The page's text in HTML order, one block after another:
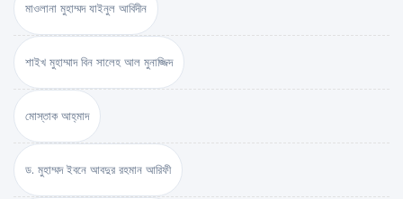
মাওলানা মুহাম্মদ যাইনুল আবিদীন
শাইখ মুহাম্মাদ বিন সালেহ আল মুনাজ্জিদ
মোস্তাক আহ্‌মাদ
ড. মুহাম্মদ ইবনে আবদুর রহমান আরিফী